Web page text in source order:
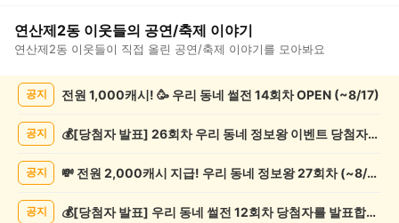
연산제2동 이웃들의 공연/축제 이야기
연산제2동 이웃들이 직접 올린 공연/축제 이야기를 모아봐요
연/
공지 전원 1,000캐시! 🥳 우리 동네 썰전 14회차 OPEN (~8/17)
공지 💰[당첨자 발표] 26회차 우리 동네 정보왕 이벤트 당첨자를 발표합니다!
공지 💸 전원 2,000캐시 지급! 우리 동네 정보왕 27회차 (~8/10)
공지 💰[당첨자 발표] 우리 동네 썰전 12회차 당첨자를 발표합니다!